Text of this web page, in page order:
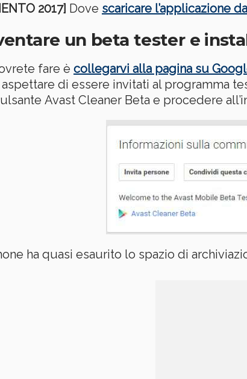
2017] Dove scaricare l’applicazione
un beta tester e
fare è collegarvi alla pagina su
di essere invitati al programma
Avast Cleaner Beta e procedere
ha quasi esaurito lo spazio di